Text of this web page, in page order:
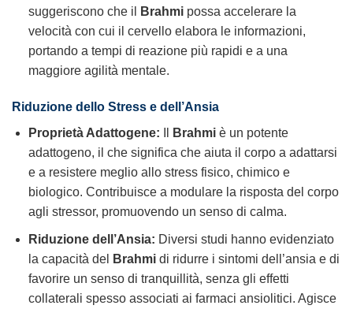
suggeriscono che il
Brahmipossa accelerare la
velocità con cui il cervello elabora le informazioni,
portando a tempi di reazione più rapidi e a una
maggiore agilità mentale.
Riduzione dello Stress e dell’Ansia
Proprietà Adattogene:
Brahmiè un potente
adattogeno, il che significa che aiuta il corpo a adattarsi
e a resistere meglio allo stress fisico, chimico e
biologico. Contribuisce a modulare la risposta del corpo
agli stressor, promuovendo un senso di calma.
Riduzione dell’Ansia: Diversi studi hanno evidenziato
la capacità del
Brahmidi ridurre i sintomi dell’ansia e di
favorire un senso di tranquillità, senza gli effetti
collaterali spesso associati ai farmaci ansiolitici. Agisce